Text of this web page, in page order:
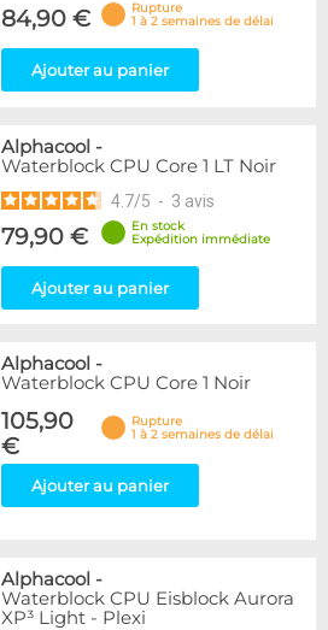
84,90 €
Rupture
1 à 2 semaines de délai
Ajouter au panier
Alphacool -
Waterblock CPU Core 1 LT Noir
4.7/5 - 3 avis
79,90 €
En stock
Expédition immédiate
Ajouter au panier
Alphacool -
Waterblock CPU Core 1 Noir
105,90
€
Rupture
1 à 2 semaines de délai
Ajouter au panier
Alphacool -
Waterblock CPU Eisblock Aurora
XP³ Light - Plexi